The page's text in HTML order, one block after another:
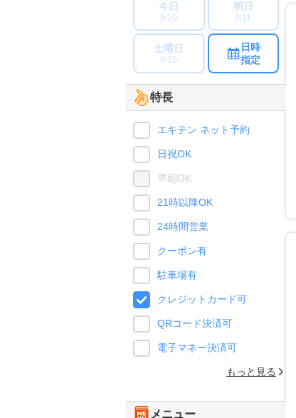
今日
8/10
明日
8/11
土曜日
8/15
日時
指定
特長
エキテン ネット予約
日祝OK
早朝OK
21時以降OK
24時間営業
クーポン有
駐車場有
クレジットカード可
QRコード決済可
電子マネー決済可
もっと見る
メニュー